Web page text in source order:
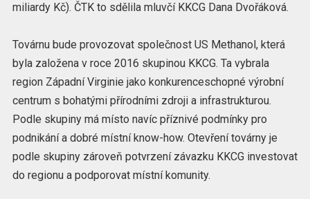
miliardy Kč). ČTK to sdělila mluvčí KKCG Dana Dvořáková.
Továrnu bude provozovat společnost US Methanol, která
byla založena v roce 2016 skupinou KKCG. Ta vybrala
region Západní Virginie jako konkurenceschopné výrobní
centrum s bohatými přírodními zdroji a infrastrukturou.
Podle skupiny má místo navíc příznivé podmínky pro
podnikání a dobré místní know-how. Otevření továrny je
podle skupiny zároveň potvrzení závazku KKCG investovat
do regionu a podporovat místní komunity.